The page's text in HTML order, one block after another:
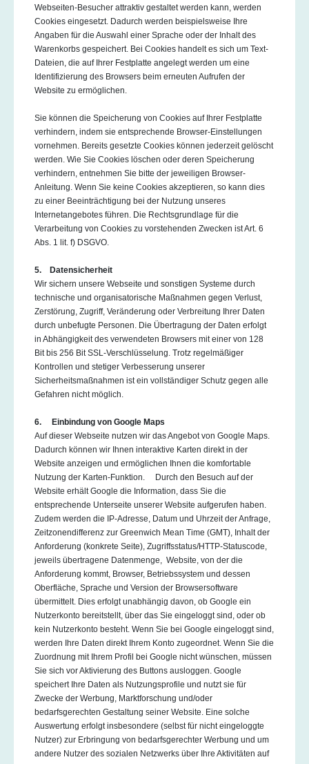
Webseiten-Besucher attraktiv gestaltet werden kann, werden
Cookies eingesetzt. Dadurch werden beispielsweise Ihre
Angaben für die Auswahl einer Sprache oder der Inhalt des
Warenkorbs gespeichert. Bei Cookies handelt es sich um Text-
Dateien, die auf Ihrer Festplatte angelegt werden um eine
Identifizierung des Browsers beim erneuten Aufrufen der
Website zu ermöglichen.
Sie können die Speicherung von Cookies auf Ihrer Festplatte
verhindern, indem sie entsprechende Browser-Einstellungen
vornehmen. Bereits gesetzte Cookies können jederzeit gelöscht
werden. Wie Sie Cookies löschen oder deren Speicherung
verhindern, entnehmen Sie bitte der jeweiligen Browser-
Anleitung. Wenn Sie keine Cookies akzeptieren, so kann dies
zu einer Beeinträchtigung bei der Nutzung unseres
Internetangebotes führen. Die Rechtsgrundlage für die
Verarbeitung von Cookies zu vorstehenden Zwecken ist Art. 6
Abs. 1 lit. f) DSGVO.
5. Datensicherheit
Wir sichern unsere Webseite und sonstigen Systeme durch
technische und organisatorische Maßnahmen gegen Verlust,
Zerstörung, Zugriff, Veränderung oder Verbreitung Ihrer Daten
durch unbefugte Personen. Die Übertragung der Daten erfolgt
in Abhängigkeit des verwendeten Browsers mit einer von 128
Bit bis 256 Bit SSL-Verschlüsselung. Trotz regelmäßiger
Kontrollen und stetiger Verbesserung unserer
Sicherheitsmaßnahmen ist ein vollständiger Schutz gegen alle
Gefahren nicht möglich.
6. Einbindung von Google Maps
Auf dieser Webseite nutzen wir das Angebot von Google Maps.
Dadurch können wir Ihnen interaktive Karten direkt in der
Website anzeigen und ermöglichen Ihnen die komfortable
Nutzung der Karten-Funktion. Durch den Besuch auf der
Website erhält Google die Information, dass Sie die
entsprechende Unterseite unserer Website aufgerufen haben.
Zudem werden die IP-Adresse, Datum und Uhrzeit der Anfrage,
Zeitzonendifferenz zur Greenwich Mean Time (GMT), Inhalt der
Anforderung (konkrete Seite), Zugriffsstatus/HTTP-Statuscode,
jeweils übertragene Datenmenge, Website, von der die
Anforderung kommt, Browser, Betriebssystem und dessen
Oberfläche, Sprache und Version der Browsersoftware
übermittelt. Dies erfolgt unabhängig davon, ob Google ein
Nutzerkonto bereitstellt, über das Sie eingeloggt sind, oder ob
kein Nutzerkonto besteht. Wenn Sie bei Google eingeloggt sind,
werden Ihre Daten direkt Ihrem Konto zugeordnet. Wenn Sie die
Zuordnung mit Ihrem Profil bei Google nicht wünschen, müssen
Sie sich vor Aktivierung des Buttons ausloggen. Google
speichert Ihre Daten als Nutzungsprofile und nutzt sie für
Zwecke der Werbung, Marktforschung und/oder
bedarfsgerechten Gestaltung seiner Website. Eine solche
Auswertung erfolgt insbesondere (selbst für nicht eingeloggte
Nutzer) zur Erbringung von bedarfsgerechter Werbung und um
andere Nutzer des sozialen Netzwerks über Ihre Aktivitäten auf